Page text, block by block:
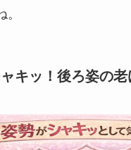
キッ！後ろ姿の